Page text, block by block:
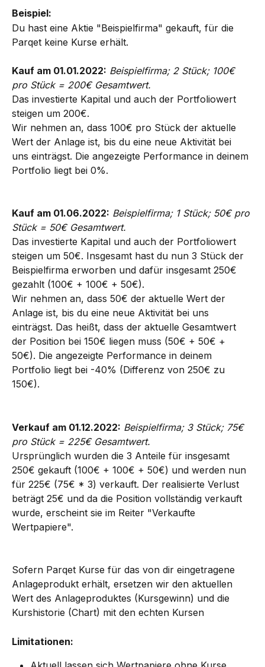
Beispiel:
Du hast eine Aktie "Beispielfirma" gekauft, für die
Parqet keine Kurse erhält.
Kauf am 01.01.2022: Beispielfirma; 2 Stück; 100€
pro Stück = 200€ Gesamtwert.
Das investierte Kapital und auch der Portfoliowert
steigen um 200€.
Wir nehmen an, dass 100€ pro Stück der aktuelle
Wert der Anlage ist, bis du eine neue Aktivität bei
uns einträgst. Die angezeigte Performance in deinem
Portfolio liegt bei 0%.
Kauf am 01.06.2022: Beispielfirma; 1 Stück; 50€ pro
Stück = 50€ Gesamtwert.
Das investierte Kapital und auch der Portfoliowert
steigen um 50€. Insgesamt hast du nun 3 Stück der
Beispielfirma erworben und dafür insgesamt 250€
gezahlt (100€ + 100€ + 50€).
Wir nehmen an, dass 50€ der aktuelle Wert der
Anlage ist, bis du eine neue Aktivität bei uns
einträgst. Das heißt, dass der aktuelle Gesamtwert
der Position bei 150€ liegen muss (50€ + 50€ +
50€). Die angezeigte Performance in deinem
Portfolio liegt bei -40% (Differenz von 250€ zu
150€).
Verkauf am 01.12.2022: Beispielfirma; 3 Stück; 75€
pro Stück = 225€ Gesamtwert.
Ursprünglich wurden die 3 Anteile für insgesamt
250€ gekauft (100€ + 100€ + 50€) und werden nun
für 225€ (75€ * 3) verkauft. Der realisierte Verlust
beträgt 25€ und da die Position vollständig verkauft
wurde, erscheint sie im Reiter "Verkaufte
Wertpapiere".
Sofern Parqet Kurse für das von dir eingetragene
Anlageprodukt erhält, ersetzen wir den aktuellen
Wert des Anlageproduktes (Kursgewinn) und die
Kurshistorie (Chart) mit den echten Kursen
Limitationen: